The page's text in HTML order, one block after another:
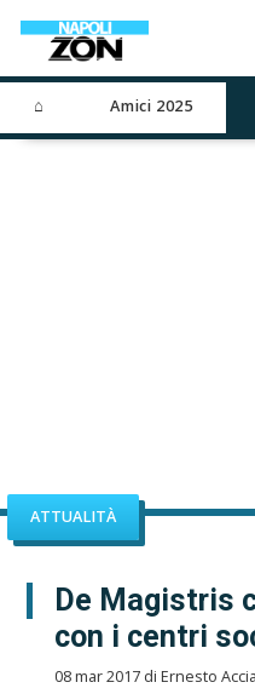
⌂ Amici 2025
ATTUALITÀ
De Magistris
con i centri
08 mar 2017 di Ernesto